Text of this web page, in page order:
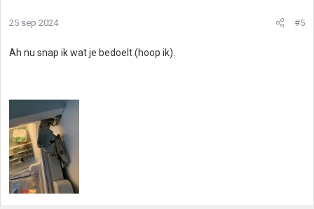
25 sep 2024 #5
Ah nu snap ik wat je bedoelt (hoop ik).